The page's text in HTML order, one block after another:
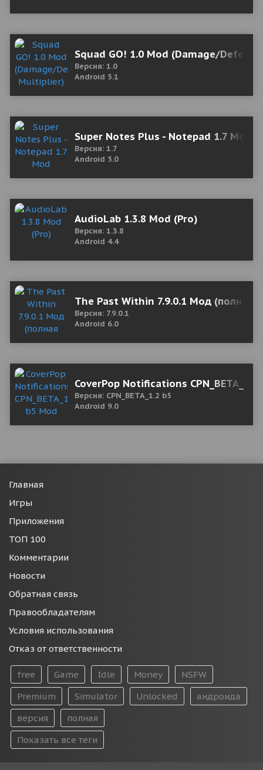
Squad GO! 1.0 Mod (Damage/
Версия: 1.0
Android 5.1
Super Notes Plus - Notepad 1.7 Mod
Версия: 1.7
Android 5.0
AudioLab 1.3.8 Mod (Pro)
Версия: 1.3.8
Android 4.4
The Past Within 7.9.0.1 Мод (полная
Версия: 7.9.0.1
Android 6.0
CoverPop Notifications
Версия: CPN_BETA_1.2 b5
Android 9.0
Главная
Игры
Приложения
ТОП 100
Комментарии
Новости
Обратная связь
Правообладателям
Условия использования
Отказ от ответственности
free Game Idle Money
NSFW
Premium
Simulator Unlocked
андроида
версия
полная
Показать все теги